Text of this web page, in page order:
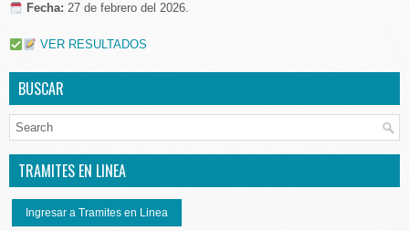
Fecha: 27 de febrero del 2026.
VER RESULTADOS
BUSCAR
TRAMITES EN LINEA
Ingresar a Tramites en Linea